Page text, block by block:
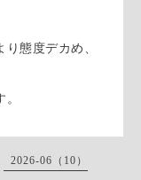
態度デカめ、
2026-06（10）